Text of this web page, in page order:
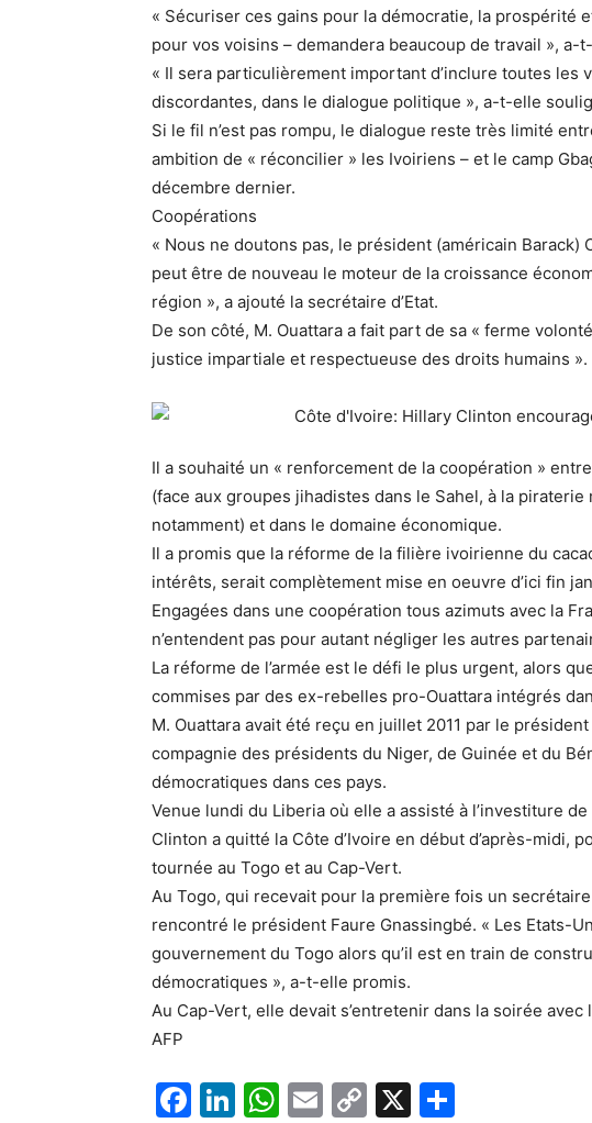
« Sécuriser ces gains pour la démocratie, la prospérité
pour vos voisins – demandera beaucoup de travail », a-
« Il sera particulièrement important d’inclure toutes les
discordantes, dans le dialogue politique », a-t-elle
Si le fil n’est pas rompu, le dialogue reste très limité
ambition de « réconcilier » les Ivoiriens – et le camp
décembre dernier.
Coopérations
« Nous ne doutons pas, le président (américain Barack)
peut être de nouveau le moteur de la croissance
région », a ajouté la secrétaire d’Etat.
De son côté, M. Ouattara a fait part de sa « ferme
justice impartiale et respectueuse des droits humains ».
Il a souhaité un « renforcement de la coopération »
(face aux groupes jihadistes dans le Sahel, à la
notamment) et dans le domaine économique.
Il a promis que la réforme de la filière ivoirienne du
intérêts, serait complètement mise en oeuvre d’ici fin
Engagées dans une coopération tous azimuts avec la
n’entendent pas pour autant négliger les autres
La réforme de l’armée est le défi le plus urgent, alors
commises par des ex-rebelles pro-Ouattara intégrés
M. Ouattara avait été reçu en juillet 2011 par le
compagnie des présidents du Niger, de Guinée et du
démocratiques dans ces pays.
Venue lundi du Liberia où elle a assisté à l’investiture
Clinton a quitté la Côte d’Ivoire en début d’après-midi,
tournée au Togo et au Cap-Vert.
Au Togo, qui recevait pour la première fois un
rencontré le président Faure Gnassingbé. « Les Etats-
gouvernement du Togo alors qu’il est en train de
démocratiques », a-t-elle promis.
Au Cap-Vert, elle devait s’entretenir dans la soirée
AFP
F
Li W E
C
X